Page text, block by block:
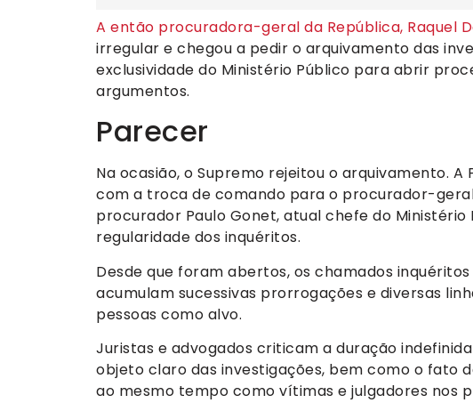
A então procuradora-geral da República, Raquel
irregular e chegou a pedir o arquivamento das
exclusividade do Ministério Público para abrir
argumentos.
Parecer
Na ocasião, o Supremo rejeitou o arquivamento.
com a troca de comando para o procurador-geral
procurador Paulo Gonet, atual chefe do
regularidade dos inquéritos.
Desde que foram abertos, os chamados inquéritos
acumulam sucessivas prorrogações e diversas
pessoas como alvo.
Juristas e advogados criticam a duração
objeto claro das investigações, bem como o fato
ao mesmo tempo como vítimas e julgadores nos